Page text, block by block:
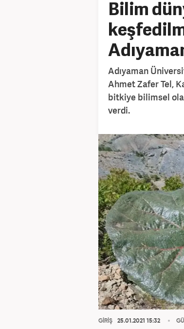
Bilim
Adıyaman
Ahmet Zafer Tel,
bitkiye bilimsel
verdi.
GİRİŞ 25.01.2021 15:32